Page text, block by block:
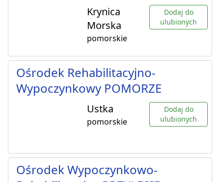
Krynica
Morska
pomorskie
Dodaj do
ulubionych
Ośrodek Rehabilitacyjno-
Wypoczynkowy POMORZE
Ustka
pomorskie
Dodaj do
ulubionych
Ośrodek Wypoczynkowo-